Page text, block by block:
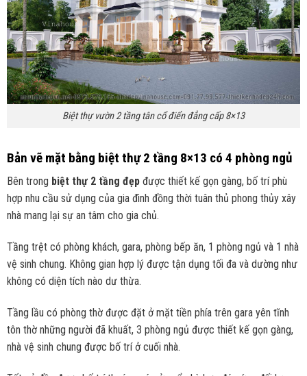
Biệt thự vườn 2 tầng tân cổ điển đẳng cấp 8×13
Bản vẽ mặt bằng biệt thự 2 tầng 8×13 có 4 phòng ngủ
Bên trong biệt thự 2 tầng đẹpđược thiết kế gọn gàng, bố trí phù
hợp nhu cầu sử dụng của gia đình đồng thời tuân thủ phong thủy xây
nhà mang lại sự an tâm cho gia chủ.
Tầng trệt có phòng khách, gara, phòng bếp ăn, 1 phòng ngủ và 1 nhà
vệ sinh chung. Không gian hợp lý được tận dụng tối đa và dường như
không có diện tích nào dư thừa.
Tầng lầu có phòng thờ được đặt ở mặt tiền phía trên gara yên tĩnh
tôn thờ những người đã khuất, 3 phòng ngủ được thiết kế gọn gàng,
nhà vệ sinh chung được bố trí ở cuối nhà.